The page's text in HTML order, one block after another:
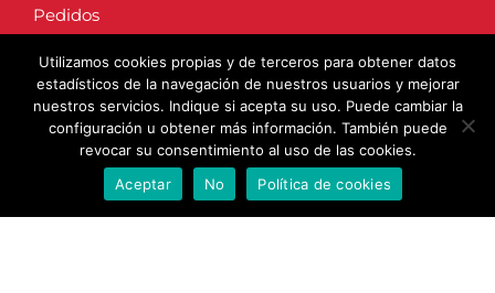
Pedidos
Direcciones
Detalles de la cuenta
© Copyright 2020 | Axarmantel S.L. | Todos los derechos
reservados.
Utilizamos cookies propias y de terceros para obtener datos
estadísticos de la navegación de nuestros usuarios y mejorar
nuestros servicios. Indique si acepta su uso. Puede cambiar la
configuración u obtener más información. También puede
revocar su consentimiento al uso de las cookies.
Aceptar
No Política de cookies